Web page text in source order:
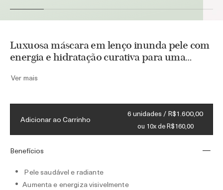
Luxuosa máscara em lenço inunda pele com
energia e hidratação curativa para uma
Ver mais
Adicionar ao Carrinho
6 unidades / R$1.600,00
ou 10x de R$160,00
Benefícios
Pele saudável e radiante
Aumenta e energiza visivelmente